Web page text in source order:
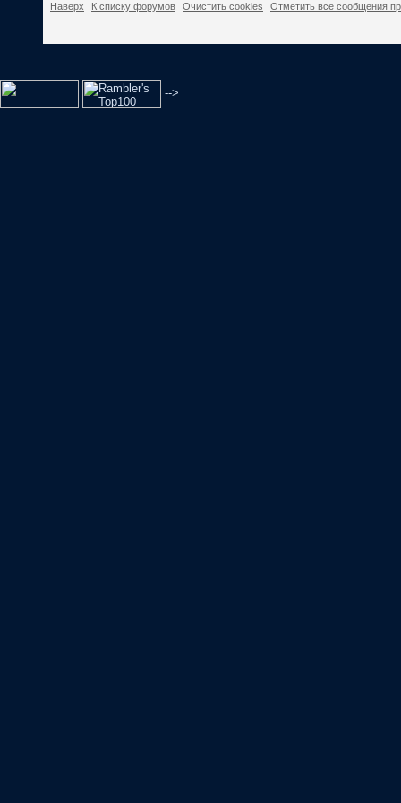
Наверх К списку форумов Очистить cookies Отметить все сообщения
-->